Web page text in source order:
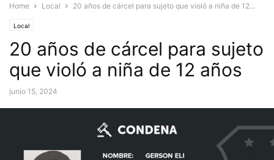
Home Local 20 años de cárcel para sujeto que violó a niña de 12...
Local
20 años de cárcel para sujeto
que violó a niña de 12 años
junio 15, 2024